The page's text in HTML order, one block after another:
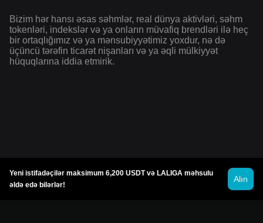
Bizim hər hansı əsas səhmlər, real dünya aktivləri, səhm
tokenləri, indekslər və ya onların müvafiq brendləri ilə heç
bir ortaqlığımız və ya mənsubiyyətimiz yoxdur, nə də
üçüncü tərəfin ticarət nişanları və ya əqli mülkiyyət
hüquqlarına iddia etmirik.
Yeni istifadəçilər maksimum 6,200 USDT və LALIGA məhsulu
əldə edə bilərlər!
Alın